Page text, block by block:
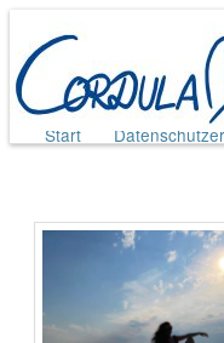
Main menu
Skip
Start